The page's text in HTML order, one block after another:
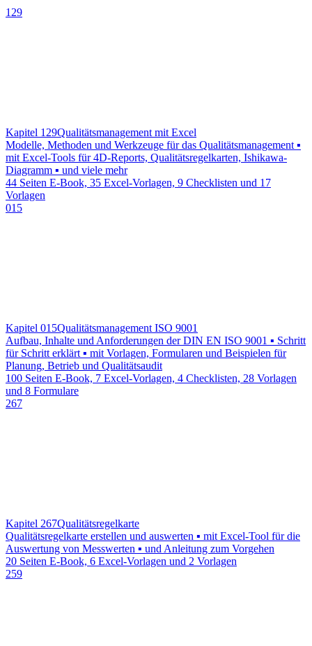
129
Kapitel 129Qualitätsmanagement mit Excel
Modelle, Methoden und Werkzeuge für das Qualitätsmanagement ▪
mit Excel-Tools für 4D-Reports, Qualitätsregelkarten, Ishikawa-
Diagramm ▪ und viele mehr
44 Seiten E-Book, 35 Excel-Vorlagen, 9 Checklisten und 17
Vorlagen
015
Kapitel 015Qualitätsmanagement ISO 9001
Aufbau, Inhalte und Anforderungen der DIN EN ISO 9001 ▪ Schritt
für Schritt erklärt ▪ mit Vorlagen, Formularen und Beispielen für
Planung, Betrieb und Qualitätsaudit
100 Seiten E-Book, 7 Excel-Vorlagen, 4 Checklisten, 28 Vorlagen
und 8 Formulare
267
Kapitel 267Qualitätsregelkarte
Qualitätsregelkarte erstellen und auswerten ▪ mit Excel-Tool für die
Auswertung von Messwerten ▪ und Anleitung zum Vorgehen
20 Seiten E-Book, 6 Excel-Vorlagen und 2 Vorlagen
259